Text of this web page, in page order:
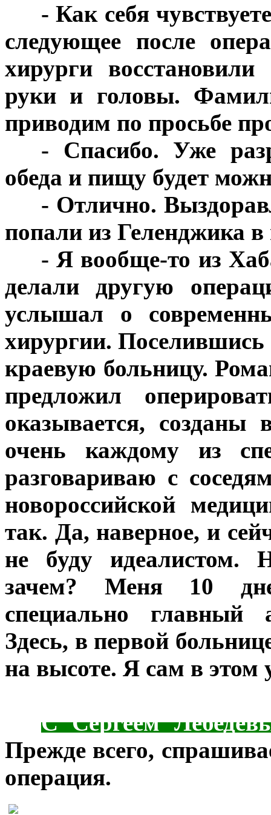
- Как себя
следующее после
хирурги
руки и головы.
приводим по просьбе
- Спасибо. Уже
обеда и пищу будет
- Отлично.
попали из Геленджика
- Я вообще-то из
делали другую
услышал о
хирургии.
краевую больницу.
предложил
оказывается, созданы
очень каждому из
разговариваю с
новороссийской
так. Да, наверное, и
не буду идеалистом.
зачем? Меня 10
специально главный
Здесь, в первой
на высоте. Я сам в этом
С Сергеем
Прежде всего,
операция.